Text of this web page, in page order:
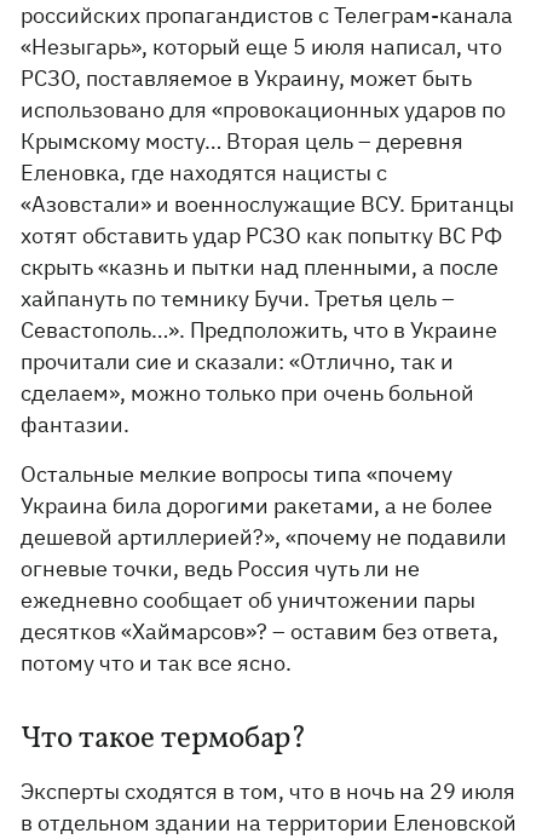
российских пропагандистов с Телеграм-канала
«Незыгарь», который еще 5 июля написал, что
РСЗО, поставляемое в Украину, может быть
использовано для «провокационных ударов по
Крымскому мосту… Вторая цель – деревня
Еленовка, где находятся нацисты с
«Азовстали» и военнослужащие ВСУ. Британцы
хотят обставить удар РСЗО как попытку ВС РФ
скрыть «казнь и пытки над пленными, а после
хайпануть по темнику Бучи. Третья цель –
Севастополь…». Предположить, что в Украине
прочитали сие и сказали: «Отлично, так и
сделаем», можно только при очень больной
фантазии.
Остальные мелкие вопросы типа «почему
Украина била дорогими ракетами, а не более
дешевой артиллерией?», «почему не подавили
огневые точки, ведь Россия чуть ли не
ежедневно сообщает об уничтожении пары
десятков «Хаймарсов»? – оставим без ответа,
потому что и так все ясно.
Что такое термобар?
Эксперты сходятся в том, что в ночь на 29 июля
в отдельном здании на территории Еленовской